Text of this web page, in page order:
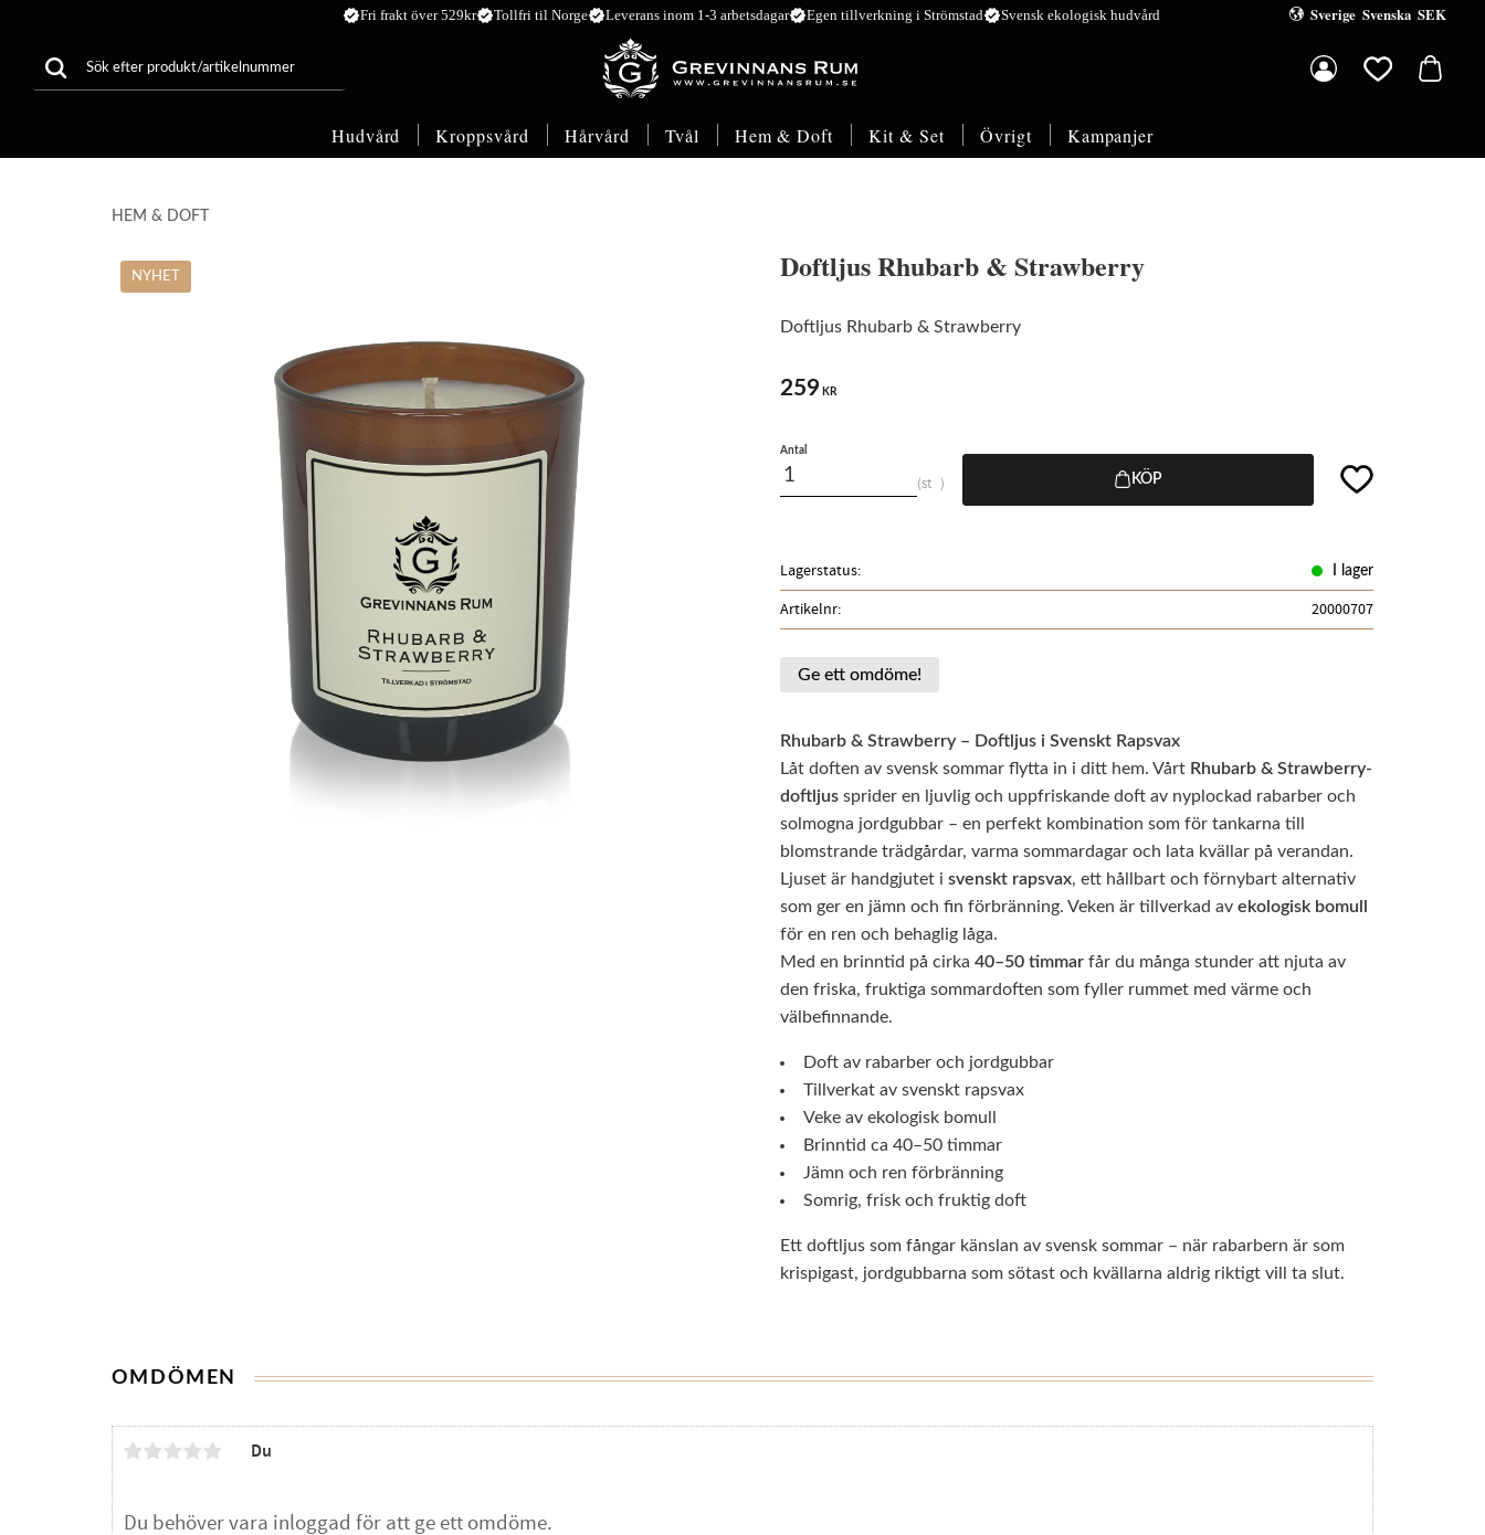
verifiedFri frakt över 529krverifiedTollfri til NorgeverifiedLeverans inom 1-3 arbetsdagarverifiedEgen tillverkning i StrömstadverifiedSvensk ekologisk hudvård Sverige Svenska SEK
Hudvård Kroppsvård Hårvård Tvål Hem & Doft Kit & Set Övrigt Kampanjer
HEM & DOFT
Doftljus Rhubarb & Strawberry
Doftljus Rhubarb & Strawberry
NYHET
259 KR
Antal
st KÖP Lägg till i favoriter
Lagerstatus I lager
Artikelnr 20000707
Ge ett omdöme!
Rhubarb & Strawberry – Doftljus i Svenskt Rapsvax
Låt doften av svensk sommar flytta in i ditt hem. Vårt Rhubarb & Strawberry-
doftljus sprider en ljuvlig och uppfriskande doft av nyplockad rabarber och
solmogna jordgubbar – en perfekt kombination som för tankarna till
blomstrande trädgårdar, varma sommardagar och lata kvällar på verandan.
Ljuset är handgjutet isvenskt rapsvax, ett hållbart och förnybart alternativ
som ger en jämn och fin förbränning. Veken är tillverkad avekologisk bomull
för en ren och behaglig låga.
Med en brinntid på cirka40–50 timmar får du många stunder att njuta av
den friska, fruktiga sommardoften som fyller rummet med värme och
välbefinnande.
Doft av rabarber och jordgubbar
Tillverkat av svenskt rapsvax
Veke av ekologisk bomull
Brinntid ca 40–50 timmar
Jämn och ren förbränning
Somrig, frisk och fruktig doft
Ett doftljus som fångar känslan av svensk sommar – när rabarbern är som
krispigast, jordgubbarna som sötast och kvällarna aldrig riktigt vill ta slut.
OMDÖMEN
Du